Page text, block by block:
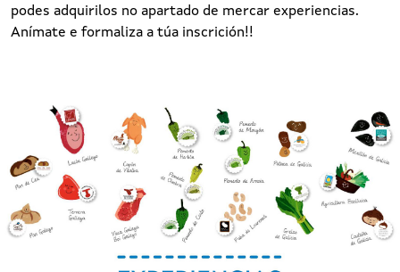
podes adquirilos no apartado de mercar experiencias.
Anímate e formaliza a túa inscrición!!